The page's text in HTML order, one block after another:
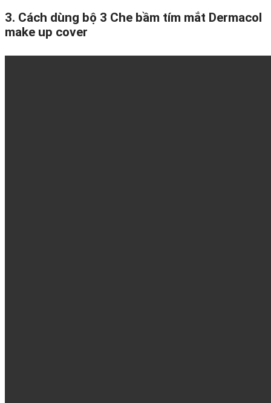
3. Cách dùng bộ 3 Che bầm tím mắt Dermacol
make up cover